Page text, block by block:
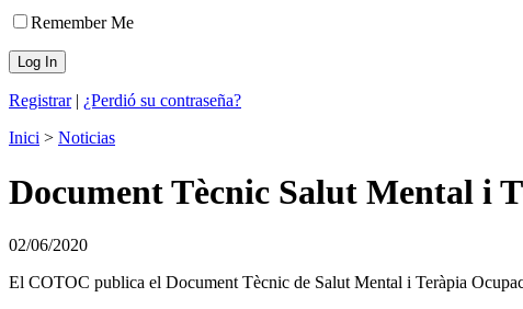
Remember Me
Registrar| ¿Perdió su contraseña?
Inici > Noticias
Document Tècnic Salut Mental i
02/06/2020
El COTOC publica el Document Tècnic de Salut Mental i Teràpia